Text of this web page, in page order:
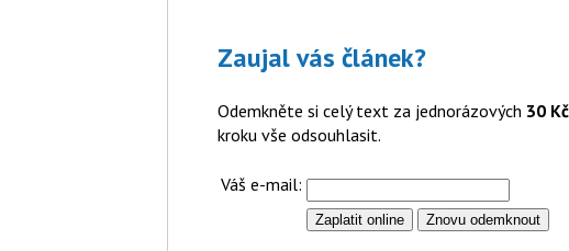
Zaujal vás článek?
Odemkněte si celý text za jednorázových 30 Kč
kroku vše odsouhlasit.
Váš e-mail: